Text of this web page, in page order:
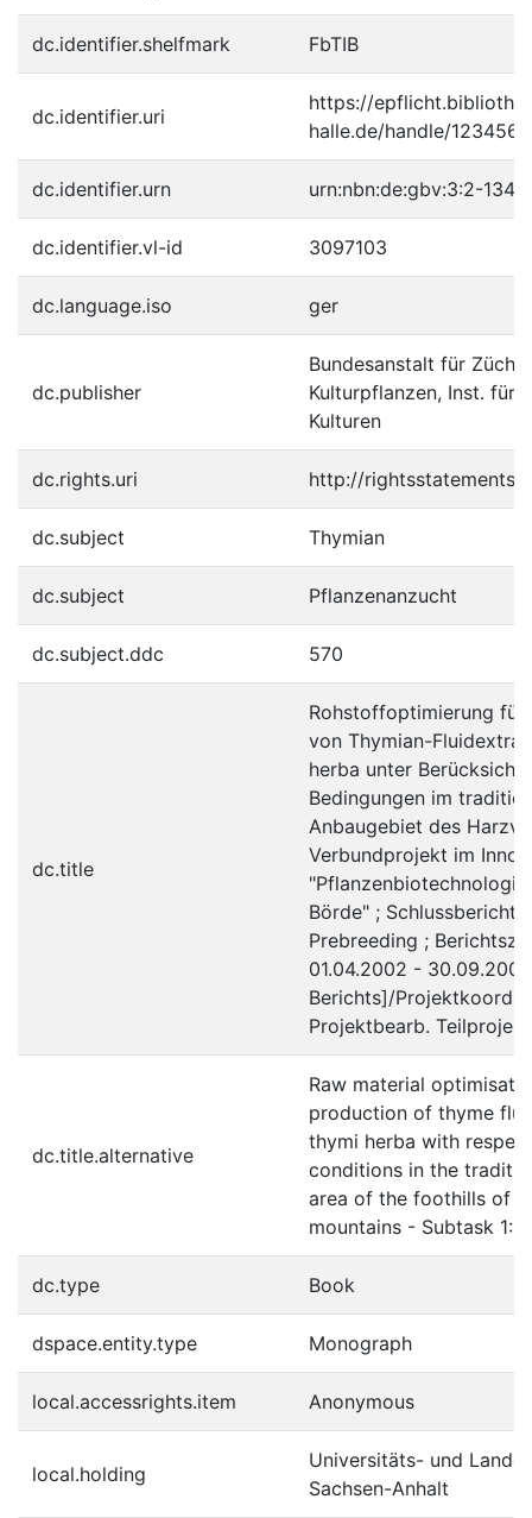
dc.identifier.shelfmark FbTIB
dc.identifier.uri
https://
halle.de/handle/
dc.identifier.urn urn:nbn:de:gbv:3:2-
dc.identifier.vl-id 3097103
dc.language.iso ger
dc.publisher
Bundesanstalt für
Kulturpflanzen, Inst. für
Kulturen
dc.rights.uri http://
dc.subject Thymian
dc.subject Pflanzenanzucht
dc.subject.ddc 570
dc.title
Rohstoffoptimierung für
von Thymian-
herba unter
Bedingungen im
Anbaugebiet des
Verbundprojekt im
Börde" ; Schlussbericht
Prebreeding ;
01.04.2002 -
Berichts]/
Projektbearb.
dc.title.alternative
Raw material
production of thyme
thymi herba with
conditions in the
area of the foothills of
mountains - Subtask 1:
dc.type Book
dspace.entity.type Monograph
local.accessrights.item Anonymous
local.holding
Universitäts- und
Sachsen-Anhalt